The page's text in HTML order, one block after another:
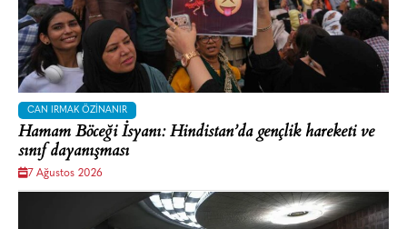
CAN IRMAK ÖZINANIR
Hamam Böceği İsyanı: Hindistan’da gençlik hareketi ve
sınıf dayanışması
7 Ağustos 2026